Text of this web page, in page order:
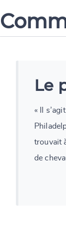
Le
« Il
trouvait
de